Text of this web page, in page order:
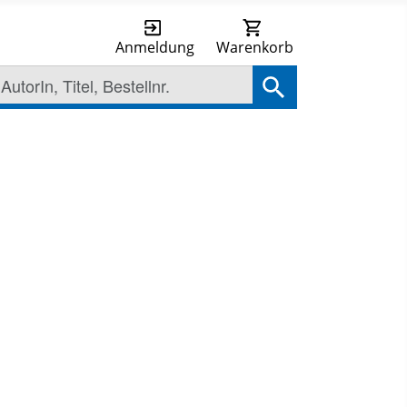
Anmeldung Warenkorb